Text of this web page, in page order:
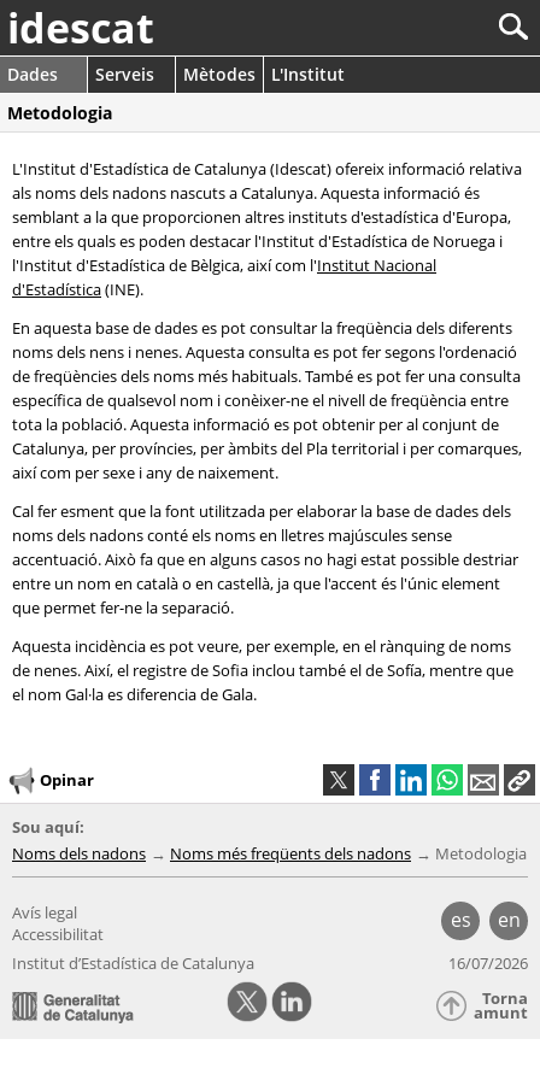
idescat
Dades Serveis Mètodes
L'Institut
Metodologia
L'Institut d'Estadística de Catalunya (Idescat) ofereix informació relativa
als noms dels nadons nascuts a Catalunya. Aquesta informació és
semblant a la que proporcionen altres instituts d'estadística d'Europa,
entre els quals es poden destacar l'Institut d'Estadística de Noruega i
l'Institut d'Estadística de Bèlgica, així com l'Institut Nacional
d'Estadística(INE).
En aquesta base de dades es pot consultar la freqüència dels diferents
noms dels nens i nenes. Aquesta consulta es pot fer segons l'ordenació
de freqüències dels noms més habituals. També es pot fer una consulta
específica de qualsevol nom i conèixer-ne el nivell de freqüència entre
tota la població. Aquesta informació es pot obtenir per al conjunt de
Catalunya, per províncies, per àmbits del Pla territorial i per comarques,
així com per sexe i any de naixement.
Cal fer esment que la font utilitzada per elaborar la base de dades dels
noms dels nadons conté els noms en lletres majúscules sense
accentuació. Això fa que en alguns casos no hagi estat possible destriar
entre un nom en català o en castellà, ja que l'accent és l'únic element
que permet fer-ne la separació.
Aquesta incidència es pot veure, per exemple, en el rànquing de noms
de nenes. Així, el registre de Sofia inclou també el de Sofía, mentre que
el nom Gal·la es diferencia de Gala.
Opinar
Sou aquí:
Noms dels nadons
Noms més freqüents dels nadons Metodologia
es en
Avís legal
Accessibilitat
Institut d’Estadística de Catalunya
16/07/2026
Torna
amunt